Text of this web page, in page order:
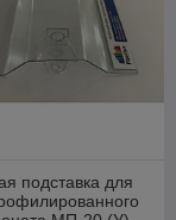
подставка для